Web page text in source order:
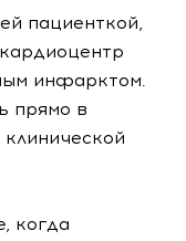
пациенткой,
инфарктом.
прямо в
когда